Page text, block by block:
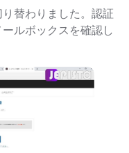
替わりました。認証
ルボックスを確認し